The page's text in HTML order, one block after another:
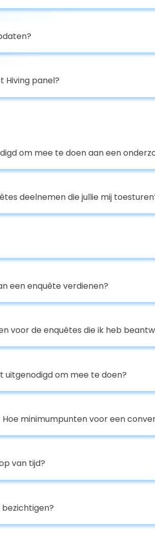
Hiving panel?
om mee te doen aan een
deelnemen die jullie mij
een enquête verdienen?
voor de enquêtes die ik heb
uitgenodigd om mee te doen?
minimumpunten voor een
van tijd?